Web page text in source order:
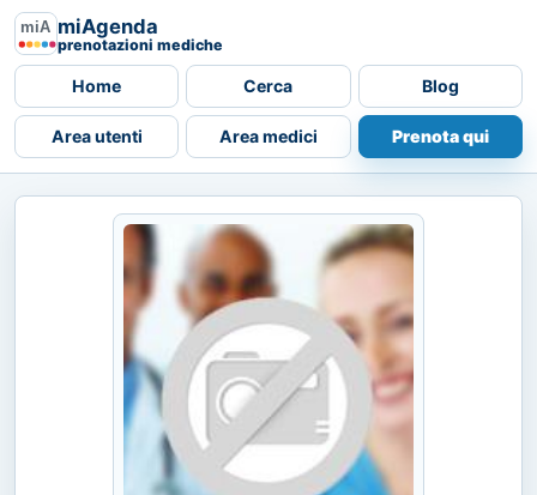
miAgenda
prenotazioni mediche
Home Cerca Blog
Area utenti Area medici Prenota qui